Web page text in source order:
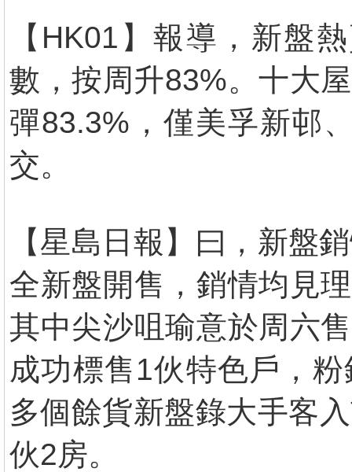
【HK01】報導，新盤
數，按周升83%。十大
彈83.3%，僅美孚新邨
交。
【星島日報】曰，新盤
全新盤開售，銷情均見
其中尖沙咀瑜意於周六
成功標售1伙特色戶，
多個餘貨新盤錄大手客
伙2房。